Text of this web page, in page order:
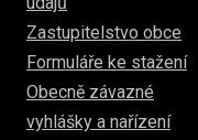
Zastupitelstvo obce
Formuláře ke stažení
Obecně závazné
vyhlášky a nařízení